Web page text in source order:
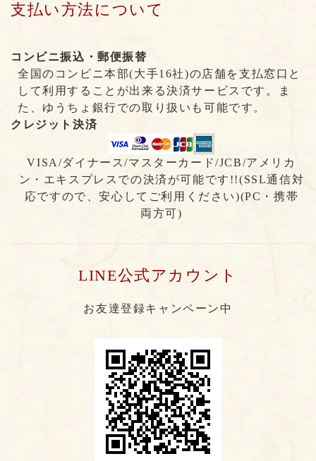
支払い方法について
コンビニ振込・郵便振替
全国のコンビニ本部(大手16社)の店舗を支払窓口と
して利用することが出来る決済サービスです。ま
た、ゆうちょ銀行での取り扱いも可能です。
クレジット決済
VISA/ダイナース/マスターカード/JCB/アメリカ
ン・エキスプレスでの決済が可能です!!(SSL通信対
応ですので、安心してご利用ください)(PC・携帯
両方可)
LINE公式アカウント
お友達登録キャンペーン中